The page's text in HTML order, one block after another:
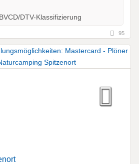
DTV-Klassifizierung
95